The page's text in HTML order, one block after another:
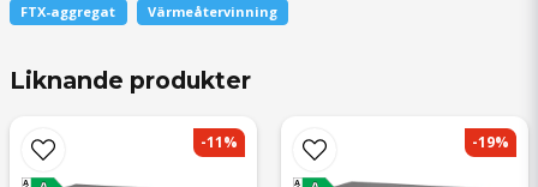
question
name
FTX-aggregat Värmeåtervinning
Liknande produkter
A
-11%
A
-19%